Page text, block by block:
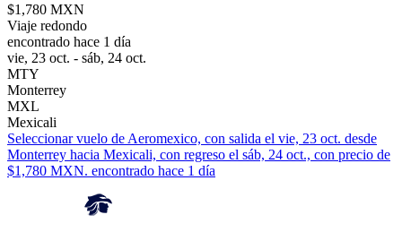
$1,780 MXN
Viaje redondo
encontrado hace 1 día
vie, 23 oct. - sáb, 24 oct.
MTY
Monterrey
MXL
Mexicali
Seleccionar vuelo de Aeromexico, con salida el vie, 23 oct. desde
Monterrey hacia Mexicali, con regreso el sáb, 24 oct., con precio de
$1,780 MXN. encontrado hace 1 día